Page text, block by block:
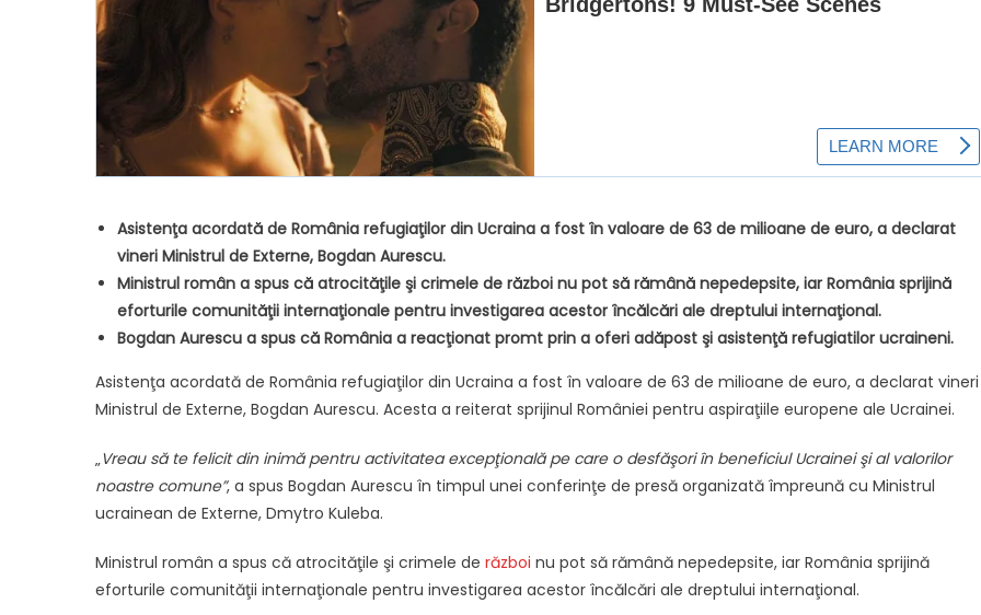
Asistenţa acordată de România refugiaţilor din Ucraina a fost în valoare de 63 de milioane de euro, a declarat
vineri Ministrul de Externe, Bogdan Aurescu.
Ministrul român a spus că atrocităţile şi crimele de război nu pot să rămână nepedepsite, iar România sprijină
eforturile comunităţii internaţionale pentru investigarea acestor încălcări ale dreptului internaţional.
Bogdan Aurescu a spus că România a reacţionat promt prin a oferi adăpost şi asistenţă refugiatilor ucraineni.
Asistenţa acordată de România refugiaţilor din Ucraina a fost în valoare de 63 de milioane de euro, a declarat vineri
Ministrul de Externe, Bogdan Aurescu. Acesta a reiterat sprijinul României pentru aspiraţiile europene ale Ucrainei.
„Vreau să te felicit din inimă pentru activitatea excepţională pe care o desfăşori în beneficiul Ucrainei şi al valorilor
noastre comune”, a spus Bogdan Aurescu în timpul unei conferinţe de presă organizată împreună cu Ministrul
ucrainean de Externe, Dmytro Kuleba.
Ministrul român a spus că atrocităţile şi crimele de război nu pot să rămână nepedepsite, iar România sprijină
eforturile comunităţii internaţionale pentru investigarea acestor încălcări ale dreptului internaţional.